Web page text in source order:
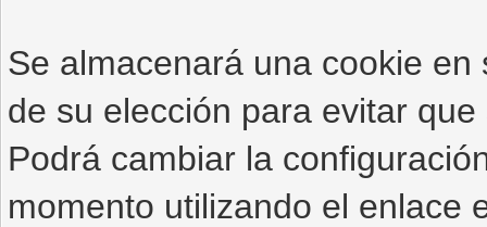
Se almacenará una cookie
de su elección para evitar
Podrá cambiar la
momento utilizando el enlace